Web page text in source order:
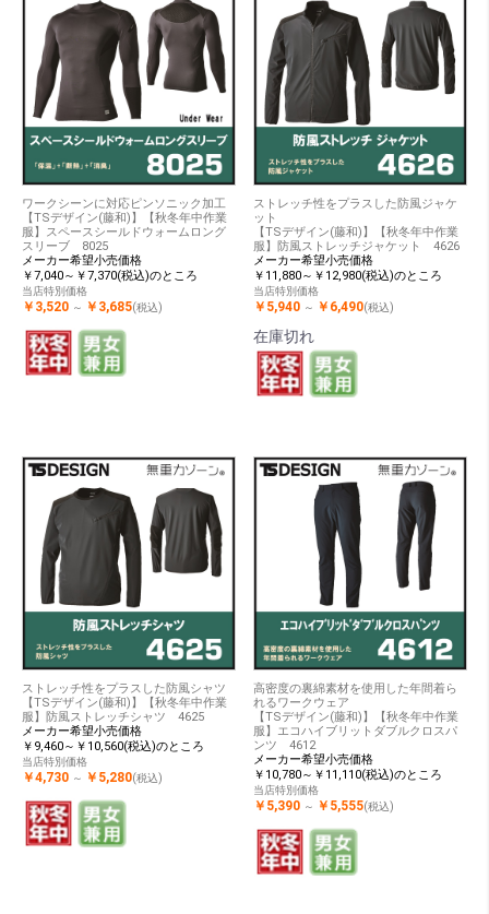
ワークシーンに対応ピンソニック加工
【TSデザイン(藤和)】【秋冬年中作業
服】スペースシールドウォームロング
スリーブ 8025
メーカー希望小売価格
￥7,040～￥7,370(税込)のところ
当店特別価格
￥3,520 ～ ￥3,685(税込)
ストレッチ性をプラスした防風ジャケ
ット
【TSデザイン(藤和)】【秋冬年中作業
服】防風ストレッチジャケット 4626
メーカー希望小売価格
￥11,880～￥12,980(税込)のところ
当店特別価格
￥5,940 ～ ￥6,490(税込)
在庫切れ
ストレッチ性をプラスした防風シャツ
【TSデザイン(藤和)】【秋冬年中作業
服】防風ストレッチシャツ 4625
メーカー希望小売価格
￥9,460～￥10,560(税込)のところ
当店特別価格
￥4,730 ～ ￥5,280(税込)
高密度の裏綿素材を使用した年間着ら
れるワークウェア
【TSデザイン(藤和)】【秋冬年中作業
服】エコハイブリットダブルクロスパ
ンツ 4612
メーカー希望小売価格
￥10,780～￥11,110(税込)のところ
当店特別価格
￥5,390 ～ ￥5,555(税込)